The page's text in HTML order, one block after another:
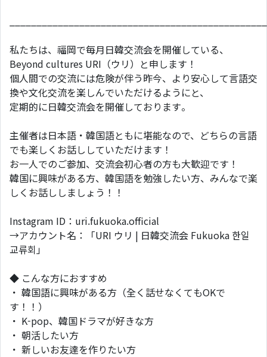
私たちは、福岡で毎月日韓交流会を開催している、
Beyond cultures URI（ウリ）と申します！
個人間での交流には危険が伴う昨今、より安心して言語交
換や文化交流を楽しんでいただけるようにと、
定期的に日韓交流会を開催しております。
主催者は日本語・韓国語ともに堪能なので、どちらの言語
でも楽しくお話ししていただけます！
お一人でのご参加、交流会初心者の方も大歓迎です！
韓国に興味がある方、韓国語を勉強したい方、みんなで楽
しくお話ししましょう！！
Instagram ID：uri.fukuoka.official
→アカウント名：「URI ウリ | 日韓交流会 Fukuoka 한일
교류회」
◆ こんな方におすすめ
・ 韓国語に興味がある方（全く話せなくてもOKで
す！！）
・ K-pop、韓国ドラマが好きな方
・ 朝活したい方
・ 新しいお友達を作りたい方